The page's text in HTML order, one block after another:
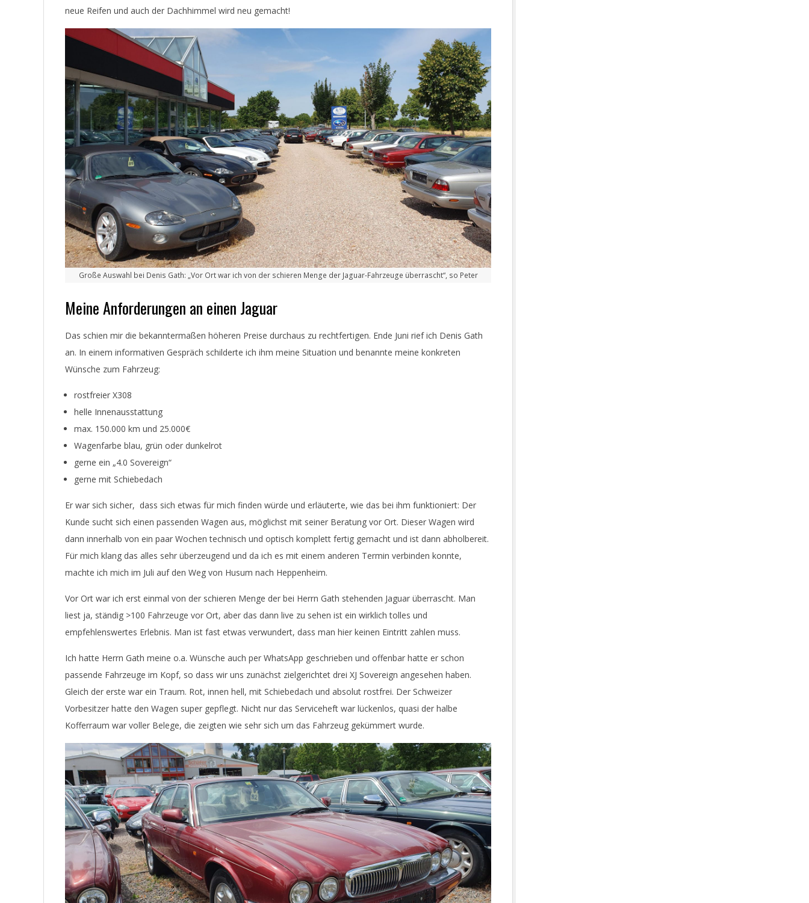
neue Reifen und auch der Dachhimmel wird neu gemacht!
Große Auswahl bei Denis Gath: „Vor Ort war ich von der schieren Menge der Jaguar-Fahrzeuge überrascht“, so Peter
Meine Anforderungen an einen Jaguar
Das schien mir die bekanntermaßen höheren Preise durchaus zu rechtfertigen. Ende Juni rief ich Denis Gath
an. In einem informativen Gespräch schilderte ich ihm meine Situation und benannte meine konkreten
Wünsche zum Fahrzeug:
rostfreier X308
helle Innenausstattung
max. 150.000 km und 25.000€
Wagenfarbe blau, grün oder dunkelrot
gerne ein „4.0 Sovereign“
gerne mit Schiebedach
Er war sich sicher, dass sich etwas für mich finden würde und erläuterte, wie das bei ihm funktioniert: Der
Kunde sucht sich einen passenden Wagen aus, möglichst mit seiner Beratung vor Ort. Dieser Wagen wird
dann innerhalb von ein paar Wochen technisch und optisch komplett fertig gemacht und ist dann abholbereit.
Für mich klang das alles sehr überzeugend und da ich es mit einem anderen Termin verbinden konnte,
machte ich mich im Juli auf den Weg von Husum nach Heppenheim.
Vor Ort war ich erst einmal von der schieren Menge der bei Herrn Gath stehenden Jaguar überrascht. Man
liest ja, ständig >100 Fahrzeuge vor Ort, aber das dann live zu sehen ist ein wirklich tolles und
empfehlenswertes Erlebnis. Man ist fast etwas verwundert, dass man hier keinen Eintritt zahlen muss.
Ich hatte Herrn Gath meine o.a. Wünsche auch per WhatsApp geschrieben und offenbar hatte er schon
passende Fahrzeuge im Kopf, so dass wir uns zunächst zielgerichtet drei XJ Sovereign angesehen haben.
Gleich der erste war ein Traum. Rot, innen hell, mit Schiebedach und absolut rostfrei. Der Schweizer
Vorbesitzer hatte den Wagen super gepflegt. Nicht nur das Serviceheft war lückenlos, quasi der halbe
Kofferraum war voller Belege, die zeigten wie sehr sich um das Fahrzeug gekümmert wurde.